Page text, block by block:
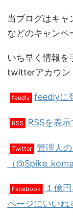
当ブログはキャ
などのキャンペ
いち早く情報を
twitterアカウン
feedly feedlyに
RSS RSSを表示
Twitter 管理人
（
Facebook
１億
ページにいいね